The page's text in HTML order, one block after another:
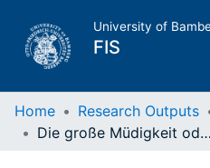
University of
FIS
Home
Home Research Outputs
Die große Müdigkeit oder Geh'n wir halt ein bißchen unter